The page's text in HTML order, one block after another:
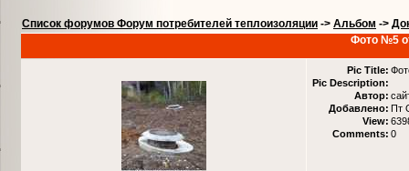
Список форумов Форум потребителей теплоизоляции -> Альбом ->
Фото №5
Pic Title:
Pic Description:
Автор:
Добавлено: Пт
View:
Comments: 0